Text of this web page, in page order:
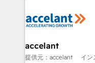
new HubSpot portal
CRM Migrations
worldwide, and with
One company, one
across offices and
accelant
提供元：accelant イン